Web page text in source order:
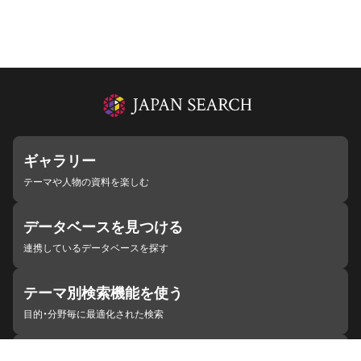
ギャラリー
テーマや人物の資料を楽しむ
データベースを見つける
連携しているデータベースを探す
テーマ別検索機能を使う
目的・分野毎に最適化された検索